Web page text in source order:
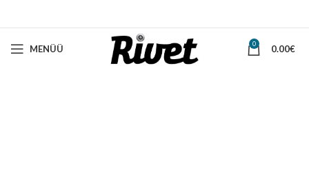
MENÜÜ 0 0.00€